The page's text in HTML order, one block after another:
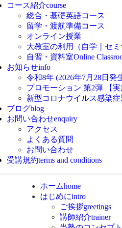
コース紹介course
総合・基礎英語コース
留学・渡航準備コース
オンライン授業
大教室の利用（自学｜セミ
自習・資料室Online
お知らせinfo
令和8年 (2026年7月28日発
プロモーション 第2弾 【実
新型コロナウイルス感染
ブログblog
お問い合わせenquiry
アクセス
よくある質問
お問い合わせ
受講規約terms and conditions
ホームhome
はじめにintro
ご挨拶greetings
講師紹介trainer